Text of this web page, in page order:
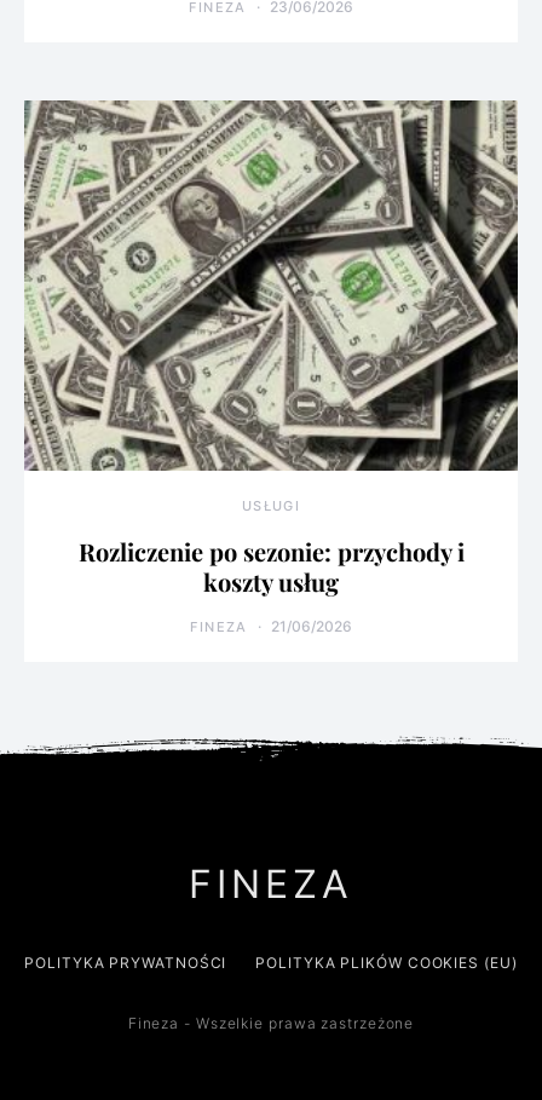
FINEZA 23/06/2026
USŁUGI
Rozliczenie po sezonie: przychody i
koszty usług
FINEZA 21/06/2026
FINEZA
POLITYKA PRYWATNOŚCI POLITYKA PLIKÓW COOKIES (EU)
Fineza - Wszelkie prawa zastrzeżone